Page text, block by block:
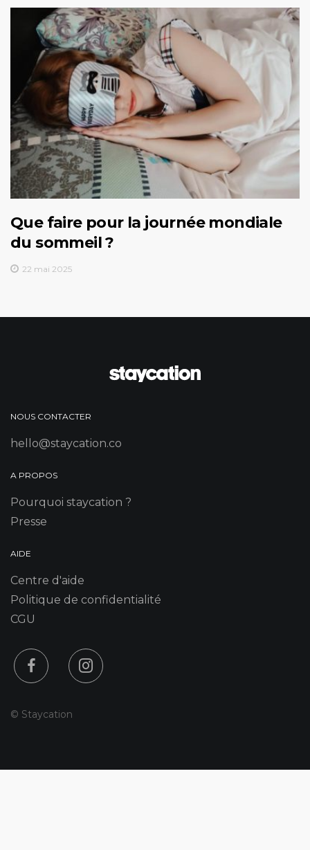
Que faire pour la journée mondiale
du sommeil ?
22 mai 2025
NOUS CONTACTER
hello@staycation.co
A PROPOS
Pourquoi staycation ?
Presse
AIDE
Centre d'aide
Politique de confidentialité
CGU
© Staycation